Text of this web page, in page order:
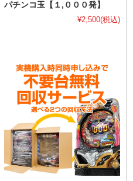
パチンコ玉【１,０００発】
¥2,500(税込)